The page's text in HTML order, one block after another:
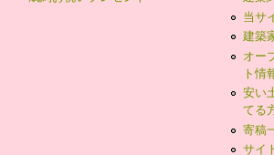
当サ
建築
オー
ト情
安い
てる
寄稿
サイ